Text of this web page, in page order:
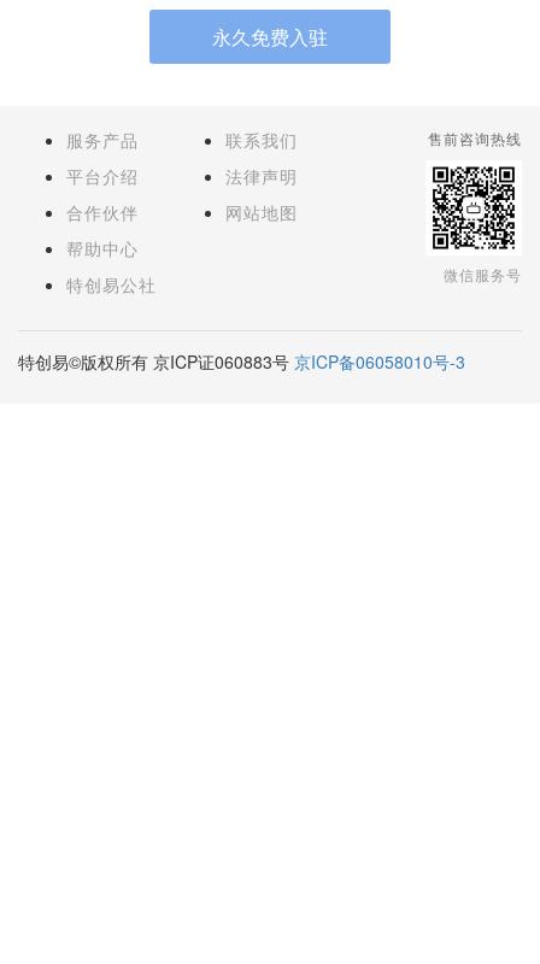
永久免费入驻
服务产品
平台介绍
合作伙伴
帮助中心
特创易公社
联系我们
法律声明
网站地图
售前咨询热线
微信服务号
特创易©版权所有 京ICP证060883号 京ICP备06058010号-3